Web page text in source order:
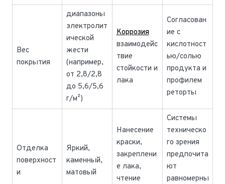
Вес
покрытия
диапазоны
электролит
ической
жести
(например,
от 2,8/2,8
до 5,6/5,6
г/м²)
Коррозия
взаимодейс
твие
стойкости и
лака
Согласован
ие с
кислотност
ью/солью
продукта и
профилем
реторты
Отделка
поверхност
и
Яркий,
каменный,
матовый
Нанесение
краски,
закреплени
е лака,
чтение
Системы
техническо
го зрения
предпочита
ют
равномерны